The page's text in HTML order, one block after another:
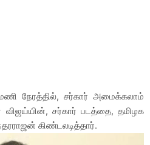
மணி நேரத்தில், சர்கார் அமைக்கலாம்
விஜய்யின், சர்கார் படத்தை, தமிழக
கிண்டலடித்தார்.